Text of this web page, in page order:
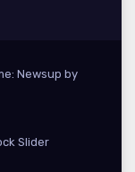
Newsup by
Slider